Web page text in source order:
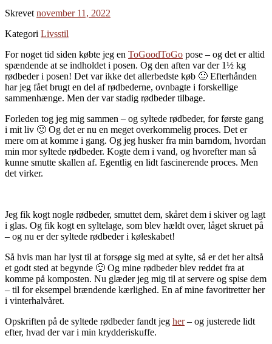
Skrevet november 11, 2022
Kategori Livsstil
For noget tid siden købte jeg en ToGoodToGo pose – og det er altid
spændende at se indholdet i posen. Og den aften var der 1½ kg
rødbeder i posen! Det var ikke det allerbedste køb 🙂 Efterhånden
har jeg fået brugt en del af rødbederne, ovnbagte i forskellige
sammenhænge. Men der var stadig rødbeder tilbage.
Forleden tog jeg mig sammen – og syltede rødbeder, for første gang
i mit liv 🙂 Og det er nu en meget overkommelig proces. Det er
mere om at komme i gang. Og jeg husker fra min barndom, hvordan
min mor syltede rødbeder. Kogte dem i vand, og hvorefter man så
kunne smutte skallen af. Egentlig en lidt fascinerende proces. Men
det virker.
Jeg fik kogt nogle rødbeder, smuttet dem, skåret dem i skiver og lagt
i glas. Og fik kogt en syltelage, som blev hældt over, låget skruet på
– og nu er der syltede rødbeder i køleskabet!
Så hvis man har lyst til at forsøge sig med at sylte, så er det her altså
et godt sted at begynde 🙂 Og mine rødbeder blev reddet fra at
komme på komposten. Nu glæder jeg mig til at servere og spise dem
– til for eksempel brændende kærlighed. En af mine favoritretter her
i vinterhalvåret.
Opskriften på de syltede rødbeder fandt jeg her– og justerede lidt
efter, hvad der var i min krydderiskuffe.